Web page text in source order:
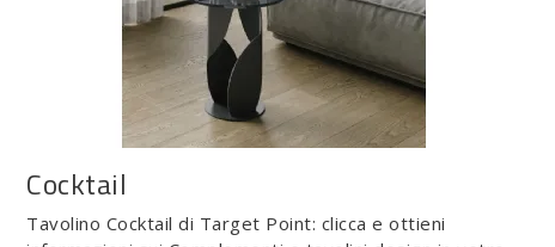
Cocktail
Tavolino Cocktail di Target Point: clicca e ottieni